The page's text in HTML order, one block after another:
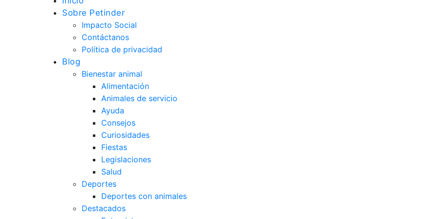
Sobre Petinder
Impacto Social
Contáctanos
Política de privacidad
Blog
Bienestar animal
Alimentación
Animales de servicio
Ayuda
Consejos
Curiosidades
Fiestas
Legislaciones
Salud
Deportes
Deportes con animales
Destacados